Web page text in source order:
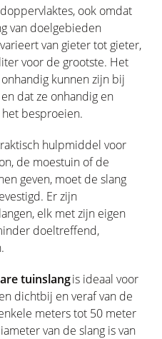
ook omdat
van doelgebieden
van gieter tot gieter,
voor de grootste. Het
kunnen zijn bij
dat ze onhandig en
besproeien.
hulpmiddel voor
de moestuin of de
geven, moet de slang
Er zijn
elk met zijn eigen
doeltreffend,
tuinslangis ideaal voor
dichtbij en veraf van de
meters tot 50 meter
van de slang is van